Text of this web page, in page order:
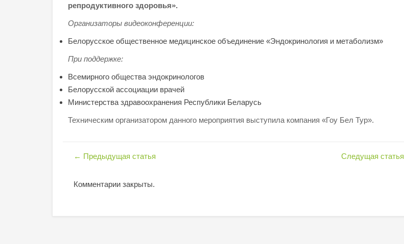
репродуктивного здоровья».
Организаторы видеоконференции:
Белорусское общественное медицинское объединение «Эндокринология и метаболизм»
При поддержке:
Всемирного общества эндокринологов
Белорусской ассоциации врачей
Министерства здравоохранения Республики Беларусь
Техническим организатором данного мероприятия выступила компания «Гоу Бел Тур».
← Предыдущая статья Следущая статья
Комментарии закрыты.